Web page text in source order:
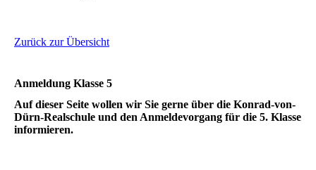
Zurück zur Übersicht
Anmeldung Klasse 5
Auf dieser Seite wollen wir Sie gerne über die Konrad-von-
Dürn-Realschule und den Anmeldevorgang für die 5. Klasse
informieren.